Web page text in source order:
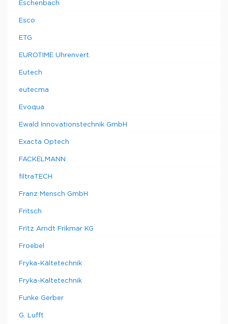
Eschenbach
Esco
ETG
EUROTIME Uhrenvert.
Eutech
eutecma
Evoqua
Ewald Innovationstechnik GmbH
Exacta Optech
FACKELMANN
filtraTECH
Franz Mensch GmbH
Fritsch
Fritz Arndt Frikmar KG
Froebel
Fryka-Kältetechnik
Fryka-Kaltetechnik
Funke Gerber
G. Lufft